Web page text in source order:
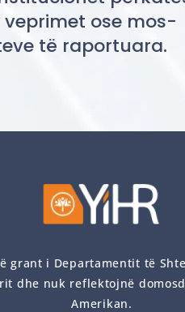
ose mos-
të raportuara.
grant i Departamentit të
dhe nuk reflektojnë
Amerikan.